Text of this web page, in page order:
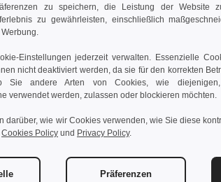
30296
für Kinder
+1 Farben
Warenkorb
TH
Mittlere -
In
zu speichern, die Leistung der Website
zu gewährleisten, einschließlich
Einstellungen jederzeit verwalten. Essenzielle
nicht deaktiviert werden, da sie für den korrekten
Sie andere Arten von Cookies, wie
verwendet werden, zulassen oder blockieren möchten.
darüber, wie wir Cookies verwenden, wie Sie diese
Cookies Policy und Privacy Policy.
Präferenzen